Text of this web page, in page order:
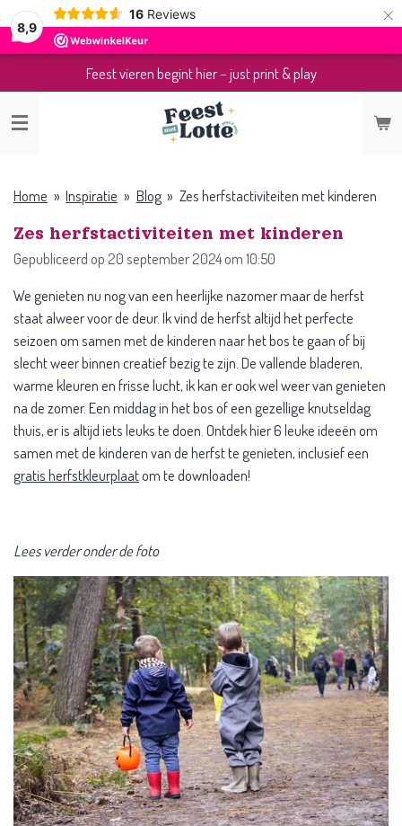
8,9
16 Reviews ×
Feest vieren begint hier – just print & play
Home » Inspiratie » Blog » Zes herfstactiviteiten met kinderen
Zes herfstactiviteiten met kinderen
Gepubliceerd op 20 september 2024 om 10:50
We genieten nu nog van een heerlijke nazomer maar de herfst
staat alweer voor de deur. Ik vind de herfst altijd het perfecte
seizoen om samen met de kinderen naar het bos te gaan of bij
slecht weer binnen creatief bezig te zijn. De vallende bladeren,
warme kleuren en frisse lucht, ik kan er ook wel weer van genieten
na de zomer. Een middag in het bos of een gezellige knutseldag
thuis, er is altijd iets leuks te doen. Ontdek hier 6 leuke ideeën om
samen met de kinderen van de herfst te genieten, inclusief een
gratis herfstkleurplaatom te downloaden!
Lees verder onder de foto